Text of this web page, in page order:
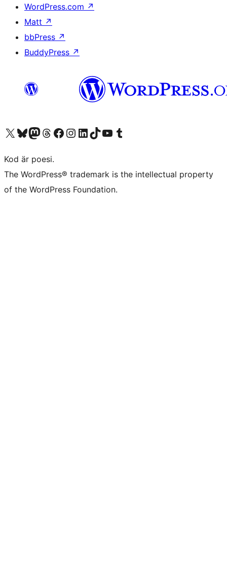
WordPress.com ↗
Matt ↗
bbPress ↗
BuddyPress ↗
Besök vår X-konto (f.d. Twitter)
Besök vårt Bluesky-konto
Besök vårt Mastodon-konto
Besök vårt Thread-konto
Besök vår Facebook-sidaBesök vårt Instagram-konto
Besök vårt LinkedIn-konto
Besök vårt TikTok-konto
Besök vår YouTube-kanalBesök vårt Tumblr-konto
Kod är poesi.
The WordPress® trademark is the intellectual property
of the WordPress Foundation.